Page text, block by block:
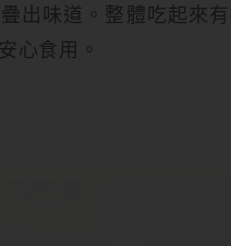
出味道。整體吃起來
心食用。